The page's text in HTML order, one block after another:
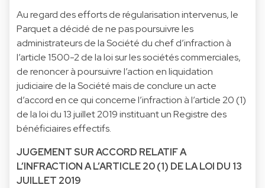
Au regard des efforts de régularisation intervenus, le
Parquet a décidé de ne pas poursuivre les
administrateurs de la Société du chef d’infraction à
l’article 1500-2 de la loi sur les sociétés commerciales,
de renoncer à poursuivre l’action en liquidation
judiciaire de la Société mais de conclure un acte
d’accord en ce qui concerne l’infraction à l’article 20 (1)
de la loi du 13 juillet 2019 instituant un Registre des
bénéficiaires effectifs.
JUGEMENT SUR ACCORD RELATIF A
L’INFRACTION A L’ARTICLE 20 (1) DE LA LOI DU 13
JUILLET 2019